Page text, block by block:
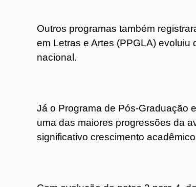
Outros programas também
em Letras e Artes (PPGLA)
nacional.
Já o Programa de Pós-Graduação
uma das maiores progressões da
significativo crescimento